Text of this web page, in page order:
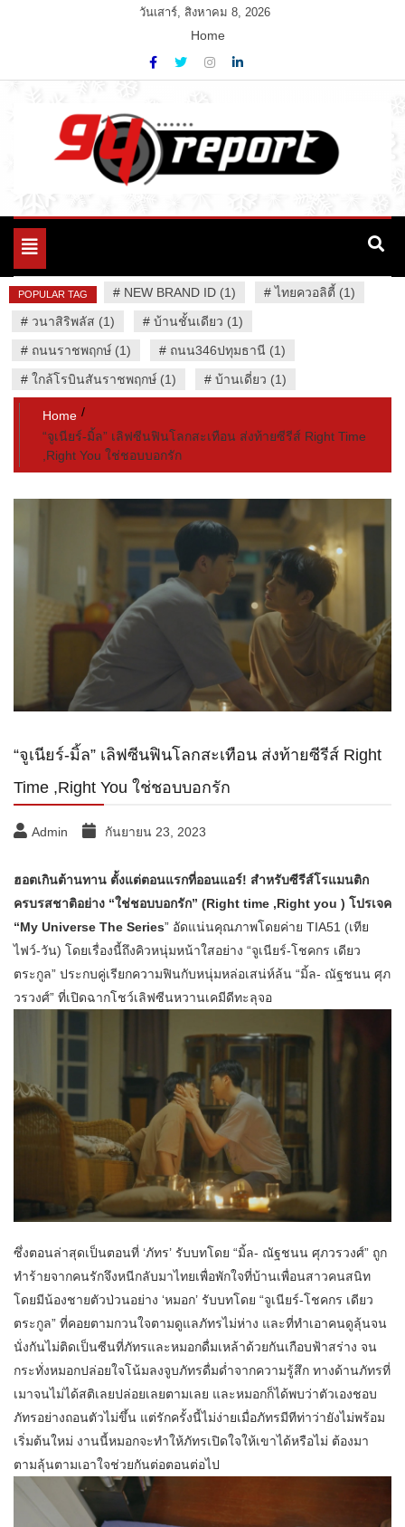
วันเสาร์, สิงหาคม 8, 2026
Home
94 Report.com
Variety News
Toggle
POPULAR TAG # NEW BRAND ID (1) #ไทยควอลิตี้ (1)
# วนาสิริพลัส (1) # บ้านชั้นเดียว (1)
# ถนนราชพฤกษ์ (1) # ถนน346ปทุมธานี (1)
# ใกล้โรบินสันราชพฤกษ์ (1) # บ้านเดี่ยว (1)
Home
“จูเนียร์-มิ้ล” เลิฟซีนฟินโลกสะเทือน ส่งท้ายซีรีส์ Right Time
,Right You ใช่ชอบบอกรัก
“จูเนียร์-มิ้ล” เลิฟซีนฟินโลกสะเทือน ส่งท้ายซีรีส์ Right
Time ,Right You ใช่ชอบบอกรัก
Admin กันยายน 23, 2023
ฮอตเกินต้านทาน ตั้งแต่ตอนแรกที่ออนแอร์! สำหรับซีรีส์โรแมนติก
ครบรสชาติอย่าง “ใช่ชอบบอกรัก” (Right time ,Right you ) โปรเจค
“My Universe The Series” อัดแน่นคุณภาพโดยค่าย TIA51 (เทีย
ไฟว์-วัน) โดยเรื่องนี้ถึงคิวหนุ่มหน้าใสอย่าง “จูเนียร์-โชคกร เดียว
ตระกูล” ประกบคู่เรียกความฟินกับหนุ่มหล่อเสน่ห์ล้น “มิ้ล- ณัฐชนน ศุภ
วรวงศ์” ที่เปิดฉากโชว์เลิฟซีนหวานเคมีดีทะลุจอ
ซึ่งตอนล่าสุดเป็นตอนที่ ‘ภัทร’ รับบทโดย “มิ้ล- ณัฐชนน ศุภวรวงศ์” ถูก
ทำร้ายจากคนรักจึงหนีกลับมาไทยเพื่อพักใจที่บ้านเพื่อนสาวคนสนิท
โดยมีน้องชายตัวป่วนอย่าง ‘หมอก’ รับบทโดย “จูเนียร์-โชคกร เดียว
ตระกูล” ที่คอยตามกวนใจตามดูแลภัทรไม่ห่าง และที่ทำเอาคนดูลุ้นจน
นั่งกันไม่ติดเป็นซีนที่ภัทรและหมอกดื่มเหล้าด้วยกันเกือบฟ้าสร่าง จน
กระทั่งหมอกปล่อยใจโน้มลงจูบภัทรดื่มด่ำจากความรู้สึก ทางด้านภัทรที่
เมาจนไม่ได้สติเลยปล่อยเลยตามเลย และหมอกก็ได้พบว่าตัวเองชอบ
ภัทรอย่างถอนตัวไม่ขึ้น แต่รักครั้งนี้ไม่ง่ายเมื่อภัทรมีทีท่าว่ายังไม่พร้อม
เริ่มต้นใหม่ งานนี้หมอกจะทำให้ภัทรเปิดใจให้เขาได้หรือไม่ ต้องมา
ตามลุ้นตามเอาใจช่วยกันต่อตอนต่อไป